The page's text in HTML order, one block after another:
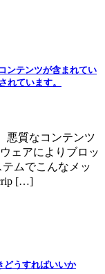
ンテンツが含まれてい
れています。
悪質なコンテンツ
ェアによりブロッ
ムでこんなメッ
[…]
どうすればいいか